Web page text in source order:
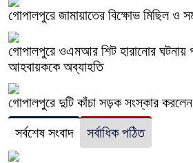
গোপালপুরে জামায়াতের বিক্ষোভ মিছিল ও
গোপালপুরে ওএমআর শিট হারানোর ঘটনায়
আহবায়ককে অব্যাহতি
গোপালপুরে দুটি কাঁচা সড়ক সংস্কার
সর্বশেষ সংবাদ
সর্বাধিক পঠিত